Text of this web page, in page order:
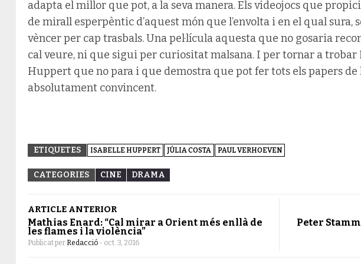
adapta el millor que pot, a la seva manera. Els videojocs que
de mirall esperpèntic d’aquest món que l’envolta i en el qual sura,
vèncer per cap trasbals. Una pel·lícula aquesta que no gosaria
cal veure, ni que sigui per curiositat malsana. I per tornar a trobar
Huppert que no para i que demostra que pot fer tots els papers de
absolutament convincent.
ETIQUETES ISABELLE HUPPERT JÚLIA COSTA PAUL VERHOEVEN
CATEGORIES CINE DRAMA
ARTICLE ANTERIOR
Mathias Enard: “Cal mirar a Orient més enllà de
les flames i la violència”
Publicat per Redacció - oct. 3, 2016
Peter